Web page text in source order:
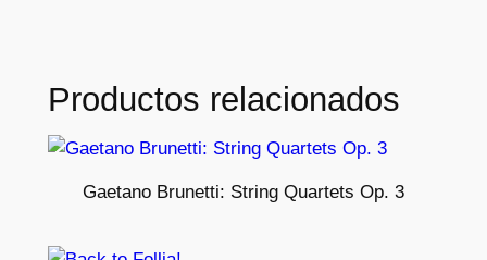
Productos relacionados
Gaetano Brunetti: String Quartets Op. 3